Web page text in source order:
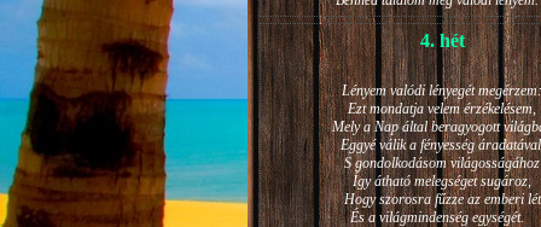
4. hét
Lényem valódi lényegét megérzem:
Ezt mondatja velem érzékelésem,
Mely a Nap által beragyogott
Eggyé válik a fényesség
S gondolkodásom világosságához
Így átható melegséget sugároz,
Hogy szorosra fűzze az emberi lét
És a világmindenség egységét.